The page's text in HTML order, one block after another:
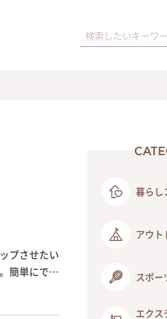
プさせたい
簡単にでき
暮らし
アウト
スポー
エクス